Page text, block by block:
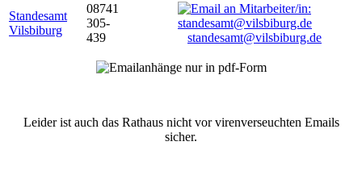
Standesamt
Vilsbiburg
08741
305-
439
standesamt@vilsbiburg.de
Leider ist auch das Rathaus nicht vor virenverseuchten Emails
sicher.